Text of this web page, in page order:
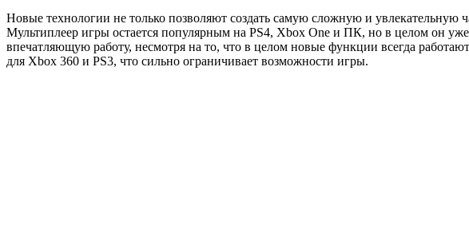
Новые технологии не только позволяют создать самую сложную и
Мультиплеер игры остается популярным на PS4, Xbox One и ПК, но в целом он уже
впечатляющую работу, несмотря на то, что в целом новые функции всегда
для Xbox 360 и PS3, что сильно ограничивает возможности игры.